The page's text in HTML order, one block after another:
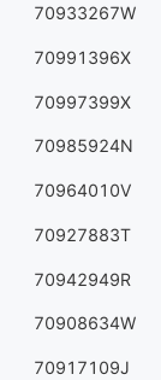
70933267W
70991396X
70997399X
70985924N
70964010V
70927883T
70942949R
70908634W
70917109J